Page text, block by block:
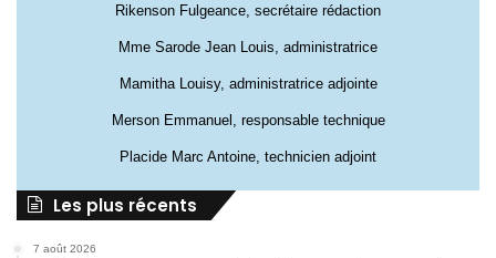
Rikenson Fulgeance, secrétaire rédaction
Mme Sarode Jean Louis, administratrice
Mamitha Louisy, administratrice adjointe
Merson Emmanuel, responsable technique
Placide Marc Antoine, technicien adjoint
Les plus récents
7 août 2026